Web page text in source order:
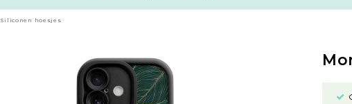
Siliconen hoesjes